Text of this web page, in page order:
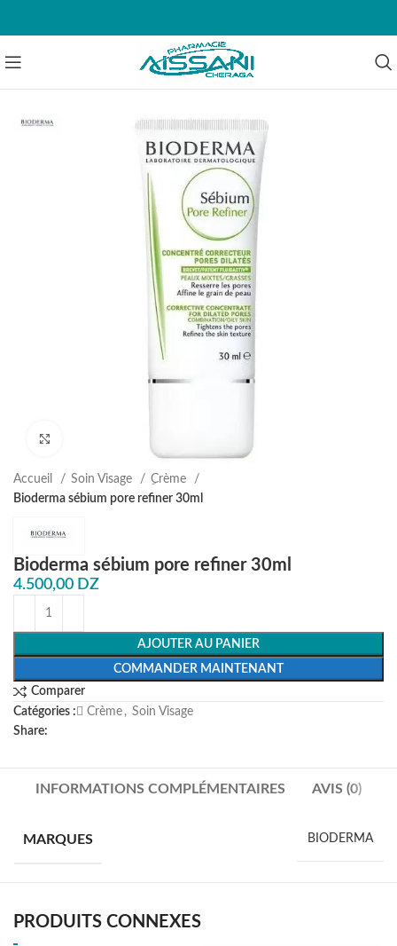
Accueil Soin Visage
ِCrème
Bioderma sébium pore refiner 30ml
Bioderma sébium pore refiner 30ml
4.500,00 DZ
AJOUTER AU PANIER
COMMANDER MAINTENANT
Comparer
Catégories :
ِCrème , Soin Visage
Share:
INFORMATIONS COMPLÉMENTAIRES AVIS (0)
MARQUES BIODERMA
PRODUITS CONNEXES